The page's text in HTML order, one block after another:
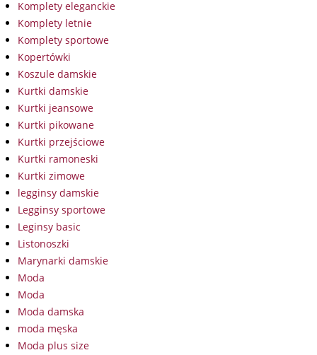
Komplety eleganckie
Komplety letnie
Komplety sportowe
Kopertówki
Koszule damskie
Kurtki damskie
Kurtki jeansowe
Kurtki pikowane
Kurtki przejściowe
Kurtki ramoneski
Kurtki zimowe
legginsy damskie
Legginsy sportowe
Leginsy basic
Listonoszki
Marynarki damskie
Moda
Moda
Moda damska
moda męska
Moda plus size